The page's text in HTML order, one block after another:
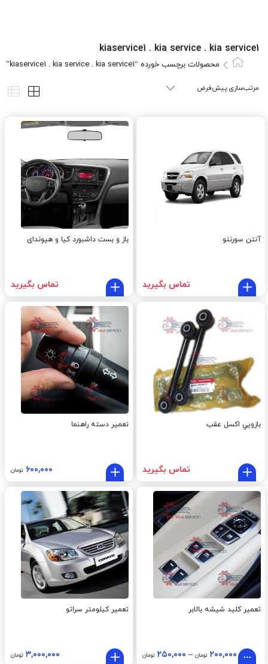
kiaservice1 . kia service . kia service1
محصولات برچسب خورده “kiaservice1 . kia service . kia service1”
آنتن سورنتو
تماس بگیرید
باز و بست داشبورد کیا و هیوندای
تماس بگیرید
بازويي اکسل عقب
تماس بگیرید
تعمیر دسته راهنما
۶۰۰,۰۰۰ تومان
تعمیر کلید شیشه بالابر
۲۰۰,۰۰۰ تومان– ۲۵۰,۰۰۰ تومان
تعمیر کیلومتر سراتو
۳,۰۰۰,۰۰۰ تومان